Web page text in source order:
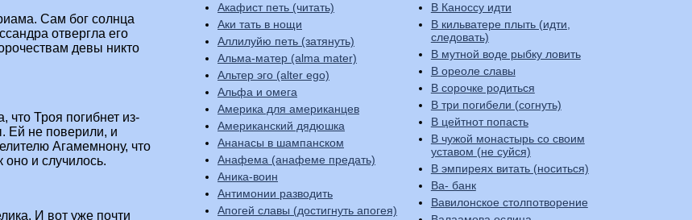
Сам бог солнца
отвергла его
девы никто
что Троя погибнет из-
Ей не поверили, и
Агамемнону, что
оно и случилось.
И вот уже почти
Акафист петь (читать)
Аки тать в нощи
Аллилуйю петь (затянуть)
Альма-матер (alma mater)
Альтер эго (alter ego)
Альфа и омега
Америка для американцев
Американский дядюшка
Ананасы в шампанском
Анафема (анафеме предать)
Аника-воин
Антимонии разводить
Апогей славы (достигнуть апогея)
В Каноссу идти
В кильватере плыть (идти,
следовать)
В мутной воде рыбку ловить
В ореоле славы
В сорочке родиться
В три погибели (согнуть)
В цейтнот попасть
В чужой монастырь со своим
уставом (не суйся)
В эмпиреях витать (носиться)
Ва- банк
Вавилонское столпотворение